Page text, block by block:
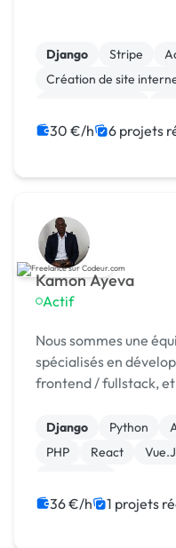
Django Stripe
Création de site
Integration HTML
30 €/h 6 projets
Kamon Ayeva
Actif
Nous sommes une
spécialisés en
frontend / fullstack,
de données, et
des années...
Django Python
PHP
React
36 €/h 1 projets